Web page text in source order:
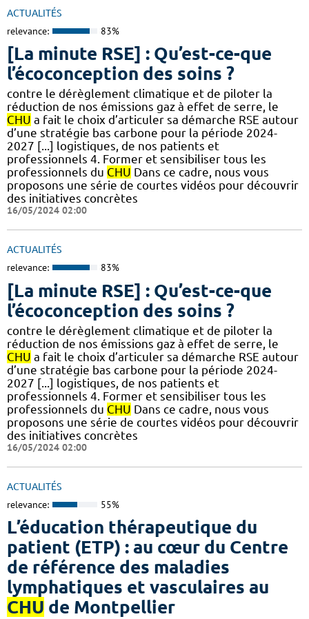
ACTUALITÉS
relevance: 83%
[La minute RSE] : Qu’est-ce-que
l’écoconception des soins ?
contre le dérèglement climatique et de piloter la
réduction de nos émissions gaz à effet de serre, le
CHU a fait le choix d’articuler sa démarche RSE autour
d’une stratégie bas carbone pour la période 2024-
2027 [...] logistiques, de nos patients et
professionnels 4. Former et sensibiliser tous les
professionnels du CHU Dans ce cadre, nous vous
proposons une série de courtes vidéos pour découvrir
des initiatives concrètes
16/05/2024 02:00
ACTUALITÉS
relevance: 83%
[La minute RSE] : Qu’est-ce-que
l’écoconception des soins ?
contre le dérèglement climatique et de piloter la
réduction de nos émissions gaz à effet de serre, le
CHU a fait le choix d’articuler sa démarche RSE autour
d’une stratégie bas carbone pour la période 2024-
2027 [...] logistiques, de nos patients et
professionnels 4. Former et sensibiliser tous les
professionnels du CHU Dans ce cadre, nous vous
proposons une série de courtes vidéos pour découvrir
des initiatives concrètes
16/05/2024 02:00
ACTUALITÉS
relevance: 55%
L’éducation thérapeutique du
patient (ETP) : au cœur du Centre
de référence des maladies
lymphatiques et vasculaires au
CHU de Montpellier